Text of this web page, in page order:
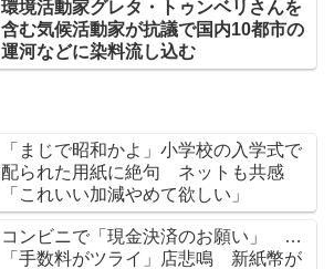
環境活動家グレタ・トゥンベリさんを
含む気候活動家が抗議で国内10都市の
運河などに染料流し込む
「まじで昭和かよ」小学校の入学式で
配られた用紙に絶句 ネットも共感
「これいい加減やめて欲しい」
コンビニで「現金決済のお願い」 …
「手数料がツライ」店悲鳴 新紙幣が